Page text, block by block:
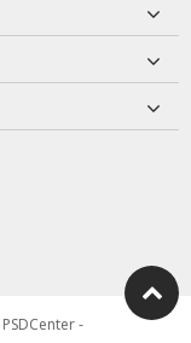
PSDCenter-